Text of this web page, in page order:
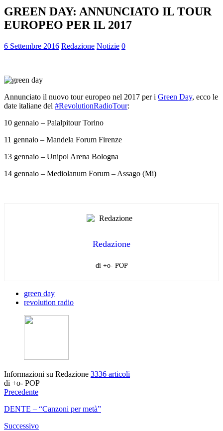
GREEN DAY: ANNUNCIATO IL TOUR
EUROPEO PER IL 2017
6 Settembre 2016 Redazione Notizie 0
Annunciato il nuovo tour europeo nel 2017 per i Green Day, ecco le
date italiane del #RevolutionRadioTour:
10 gennaio – Palalpitour Torino
11 gennaio – Mandela Forum Firenze
13 gennaio – Unipol Arena Bologna
14 gennaio – Mediolanum Forum – Assago (Mi)
Redazione
di +o- POP
green day
revolution radio
Informazioni su Redazione 3336 articoli
di +o- POP
Precedente
DENTE – “Canzoni per metà”
Successivo